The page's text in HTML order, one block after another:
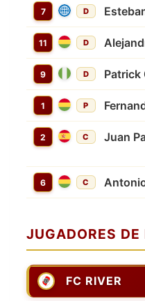
7 D
11 D
9 D Patrick
1 P
2 C Juan
6 C
JUGADORES
FC RIVER